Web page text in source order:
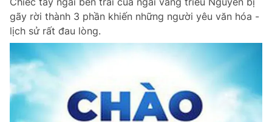
gãy rời thành 3 phần khiến những người yêu văn hóa -
lịch sử rất đau lòng.